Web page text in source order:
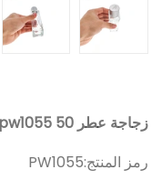
زجاجة عطر pw1055 50 مل
رمز المنتج:PW1055